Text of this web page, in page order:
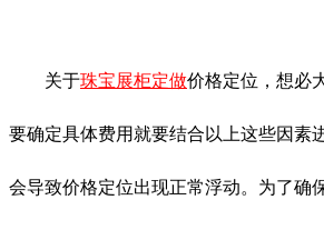
关于珠宝展柜定做价格定位，想必
要确定具体费用就要结合以上这些因素
会导致价格定位出现正常浮动。为了确